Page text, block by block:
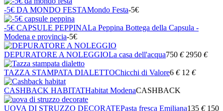
-5€ DA MONDO FESTAMondo Festa-5€
-5€ CAPSULE PEPPINALa Peppina Bottega della Capsula -
Modena e provincia-5€
DEPURATORE A NOLEGGIOLa casa dell'acqua750 € 2950 €
TAZZA STAMPATA DIALETTOChicchi di Valore6 € 12 €
CASHBACK HABITATHabitat ModenaCASHBACK
UOVA DI STRUZZO DECORATEPasta fresca Emiliana135 € 150